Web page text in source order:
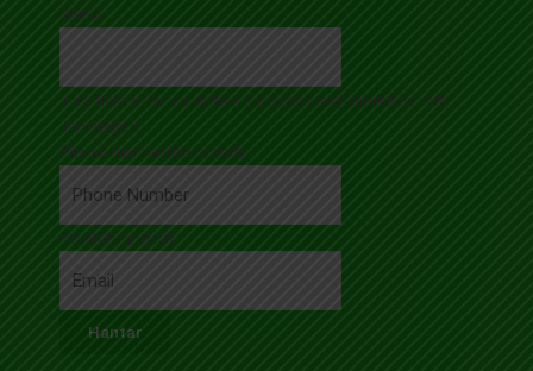
Name
This field is for validation purposes and should be left
unchanged.
Phone Number(Required)
Email(Required)